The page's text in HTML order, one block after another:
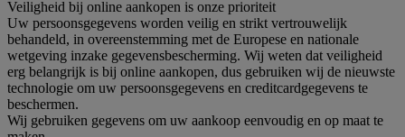
Veiligheid bij online aankopen is onze prioriteit
Uw persoonsgegevens worden veilig en strikt vertrouwelijk
behandeld, in overeenstemming met de Europese en nationale
wetgeving inzake gegevensbescherming. Wij weten dat veiligheid
erg belangrijk is bij online aankopen, dus gebruiken wij de nieuwste
technologie om uw persoonsgegevens en creditcardgegevens te
beschermen.
Wij gebruiken gegevens om uw aankoop eenvoudig en op maat te